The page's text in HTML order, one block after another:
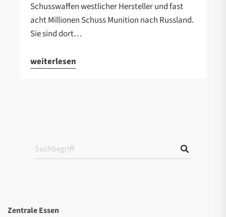
Schusswaffen westlicher Hersteller und fast
acht Millionen Schuss Munition nach Russland.
Sie sind dort…
weiterlesen
Zentrale Essen